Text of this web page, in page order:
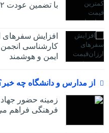
با تضمین عودت ۲ برابری مابه التفاوت
افزایش سفرهای
کارشناسی
ایمن و هوشمند
از مدارس و دانشگاه چه
زمینه حضور
فرهنگی فراهم